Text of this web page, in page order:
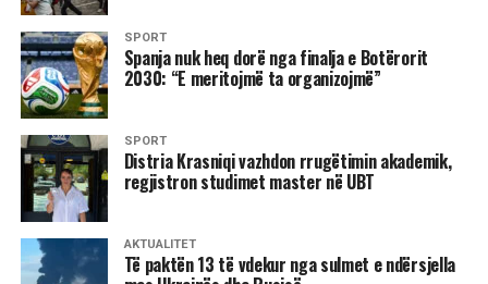
SPORT
Spanja nuk heq dorë nga finalja e Botërorit
2030: “E meritojmë ta organizojmë”
SPORT
Distria Krasniqi vazhdon rrugëtimin akademik,
regjistron studimet master në UBT
AKTUALITET
Të paktën 13 të vdekur nga sulmet e ndërsjella